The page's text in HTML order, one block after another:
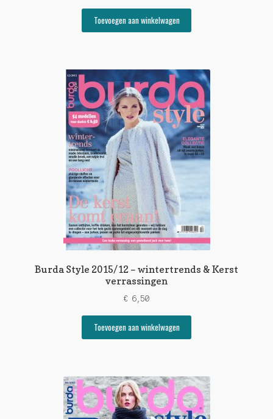
Toevoegen aan winkelwagen
Burda Style 2015/12 – wintertrends & Kerst
verrassingen
€ 6,50
Toevoegen aan winkelwagen